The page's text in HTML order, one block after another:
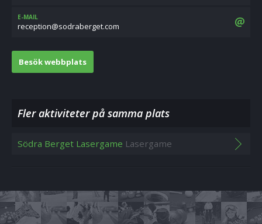
E-MAIL
moc.tegrebardos@noitpecer
Besök webbplats
Fler aktiviteter på samma plats
Södra Berget Lasergame Lasergame